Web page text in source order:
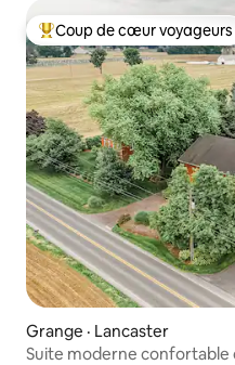
Coup de cœur voyageurs
Coup de cœur voyageurs
Grange · Lancaster
Suite moderne confortable